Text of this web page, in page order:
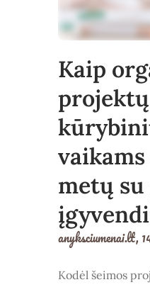
Kaip
metų
anyksciumenai.lt,
Kodėl šeimos